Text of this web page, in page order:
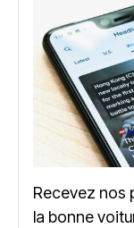
Recevez nos
la bonne